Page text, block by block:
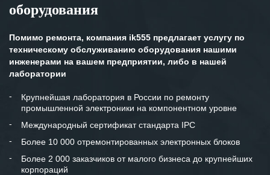
клиентоориентированность
готовность помочь в самых сложных
Мы высоко ценим сложившиеся
и доверительные партнерские
отношения и искренне желаем
«Инженерной компании «555» долгих
лет успеха и процветания.
оборудования
Помимо ремонта, компания ik555 предлагает услугу по
техническому обслуживанию оборудования нашими
инженерами на вашем предприятии, либо в нашей
лаборатории
Крупнейшая лаборатория в России по ремонту
промышленной электроники на компонентном уровне
Международный сертификат стандарта IPC
Более 10 000 отремонтированных электронных блоков
Более 2 000 заказчиков от малого бизнеса до крупнейших
корпораций